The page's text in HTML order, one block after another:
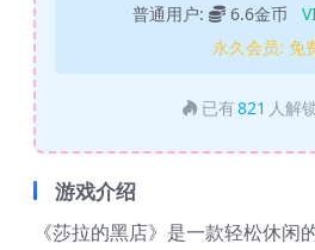
普通用户: 6.6金币
永久会员: 免
已有821 人解
游戏介绍
《莎拉的黑店》是一款轻松休闲